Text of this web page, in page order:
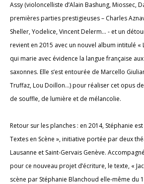
Assy (violoncelliste d’Alain Bashung, Miossec,
premières parties prestigieuses – Charles
Sheller, Yodelice, Vincent Delerm… - et un
revient en 2015 avec un nouvel album intitulé «
qui marie avec évidence la langue française
saxonnes. Elle s’est entourée de Marcello
Truffaz, Lou Doillon…) pour réaliser cet opus
de souffle, de lumière et de mélancolie.
Retour sur les planches : en 2014, Stéphanie
Textes en Scène », initiative portée par deux
Lausanne et Saint-Gervais Genève.
pour ce nouveau projet d’écriture, le texte, «
scène par Stéphanie Blanchoud elle-même du